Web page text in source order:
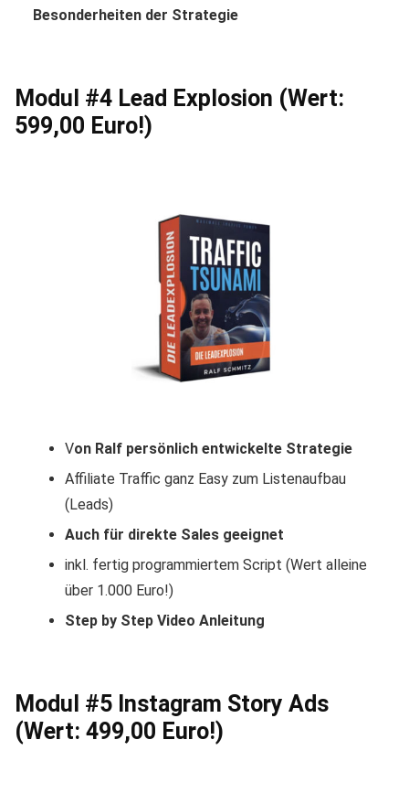
Besonderheiten der Strategie
Modul #4 Lead Explosion (Wert:
599,00 Euro!)
Von Ralf persönlich entwickelte Strategie
Affiliate Traffic ganz Easy zum Listenaufbau
(Leads)
Auch für direkte Sales geeignet
inkl. fertig programmiertem Script (Wert alleine
über 1.000 Euro!)
Step by Step Video Anleitung
Modul #5 Instagram Story Ads
(Wert: 499,00 Euro!)